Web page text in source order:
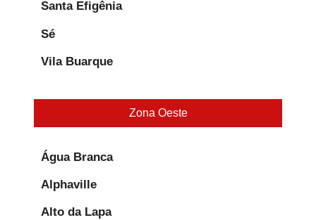
Santa Efigênia
Sé
Vila Buarque
Zona Oeste
Água Branca
Alphaville
Alto da Lapa